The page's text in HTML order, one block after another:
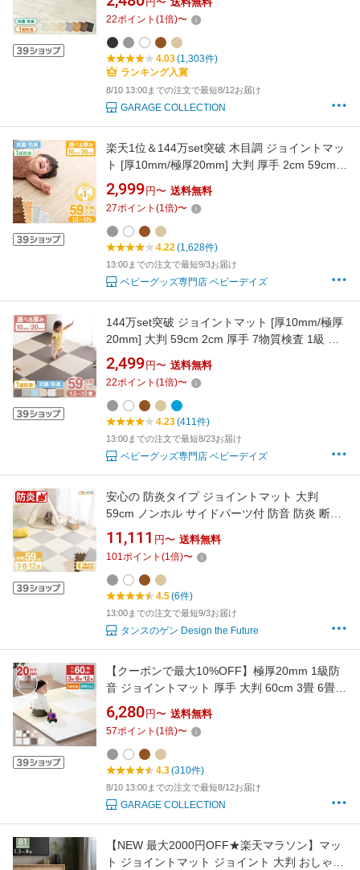
フロアマット 床暖房対応 プレイマット パズル
マット キッズマット クッションマット マット
ベビー 赤ちゃん おしゃれ
22ポイント (1倍)〜
4.03(1,303件)
ランキング入賞
8/10 13:00までの注文で最短8/12お届け
GARAGE COLLECTION
楽天1位＆144万set突破 木目調 ジョイントマッ
ト [厚10mm/極厚20mm] 大判 厚手 2cm 59cm
1.5畳 3畳 4.5畳 6畳 12畳 床暖房対応 抗菌 防臭
木目 ジョイント マット 赤ちゃん 防音 フロアマ
ット クッションマット パズルマット 床マット
2,999 円〜 送料無料
27ポイント (1倍)〜
4.22(1,628件)
13:00までの注文で最短9/3お届け
ベビーグッズ専門店 ベビーデイズ
144万set突破 ジョイントマット [厚10mm/極厚
20mm] 大判 59cm 2cm 厚手 7物質検査 1級 防
音 サイドパーツ付 単色 床暖房対応 抗菌防臭加
工 PE フロアマット 3畳 6畳 12畳 プレイマット
断熱 ベビーマット 厚手 赤ちゃん 床マット
2,499 円〜 送料無料
22ポイント (1倍)〜
4.23(411件)
13:00までの注文で最短8/23お届け
ベビーグッズ専門店 ベビーデイズ
安心の 防炎タイプ ジョイントマット 大判
59cm ノンホル サイドパーツ付 防音 防炎 断熱
単色 床暖房対応 PE ジョイント フロアマット
プレイマット キッズマット 日本防炎協会認定
品 幼稚園 保育園 クッションマット 3畳 6畳 12
畳
11,111 円〜 送料無料
101ポイント (1倍)〜
4.5(6件)
13:00までの注文で最短9/3お届け
タンスのゲン Design the Future
【クーポンで最大10%OFF】極厚20mm 1級防
音 ジョイントマット 厚手 大判 60cm 3畳 6畳
12畳 抗菌 床暖房対応 赤ちゃん カーペット ベ
ビー フロアマット 厚み 2cm キッズマット プレ
イマット ベビーマット クッションマット おし
ゃれ ジョイント 送料無料
6,280 円〜 送料無料
57ポイント (1倍)〜
4.3(310件)
8/10 13:00までの注文で最短8/12お届け
GARAGE COLLECTION
【NEW 最大2000円OFF★楽天マラソン】マッ
ト ジョイントマット ジョイント 大判 おしゃれ